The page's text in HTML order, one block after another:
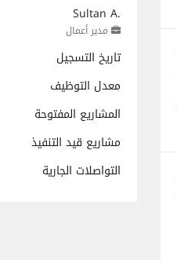
Sultan A.
مدير أعمال
تاريخ التسجيل
معدل التوظيف
المشاريع المفتوحة
مشاريع قيد التنفيذ
التواصلات الجارية